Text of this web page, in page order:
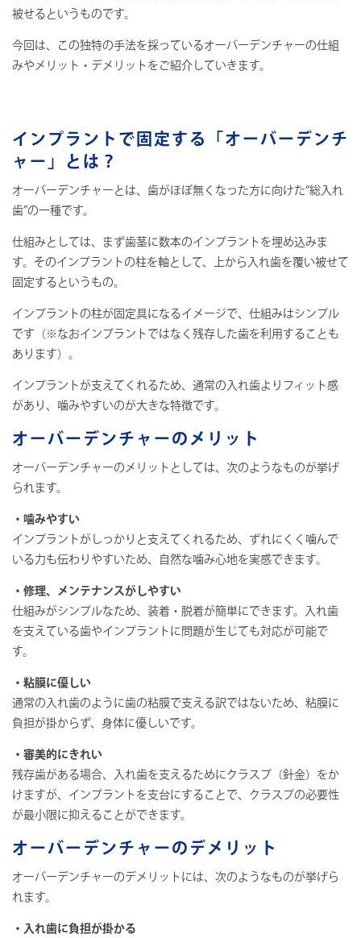
被せるというものです。
今回は、この独特の手法を採っているオーバーデンチャーの仕組
みやメリット・デメリットをご紹介していきます。
インプラントで固定する「オーバーデンチ
ャー」とは？
オーバーデンチャーとは、歯がほぼ無くなった方に向けた“総入れ
歯”の一種です。
仕組みとしては、まず歯茎に数本のインプラントを埋め込みま
す。そのインプラントの柱を軸として、上から入れ歯を覆い被せて
固定するというもの。
インプラントの柱が固定具になるイメージで、仕組みはシンプル
です（※なおインプラントではなく残存した歯を利用することも
あります）。
インプラントが支えてくれるため、通常の入れ歯よりフィット感
があり、噛みやすいのが大きな特徴です。
オーバーデンチャーのメリット
オーバーデンチャーのメリットとしては、次のようなものが挙げ
られます。
・噛みやすい
インプラントがしっかりと支えてくれるため、ずれにくく噛んで
いる力も伝わりやすいため、自然な噛み心地を実感できます。
・修理、メンテナンスがしやすい
仕組みがシンプルなため、装着・脱着が簡単にできます。入れ歯
を支えている歯やインプラントに問題が生じても対応が可能で
す。
・粘膜に優しい
通常の入れ歯のように歯の粘膜で支える訳ではないため、粘膜に
負担が掛からず、身体に優しいです。
・審美的にきれい
残存歯がある場合、入れ歯を支えるためにクラスプ（針金）をか
けますが、インプラントを支台にすることで、クラスプの必要性
が最小限に抑えることができます。
オーバーデンチャーのデメリット
オーバーデンチャーのデメリットには、次のようなものが挙げら
れます。
・入れ歯に負担が掛かる